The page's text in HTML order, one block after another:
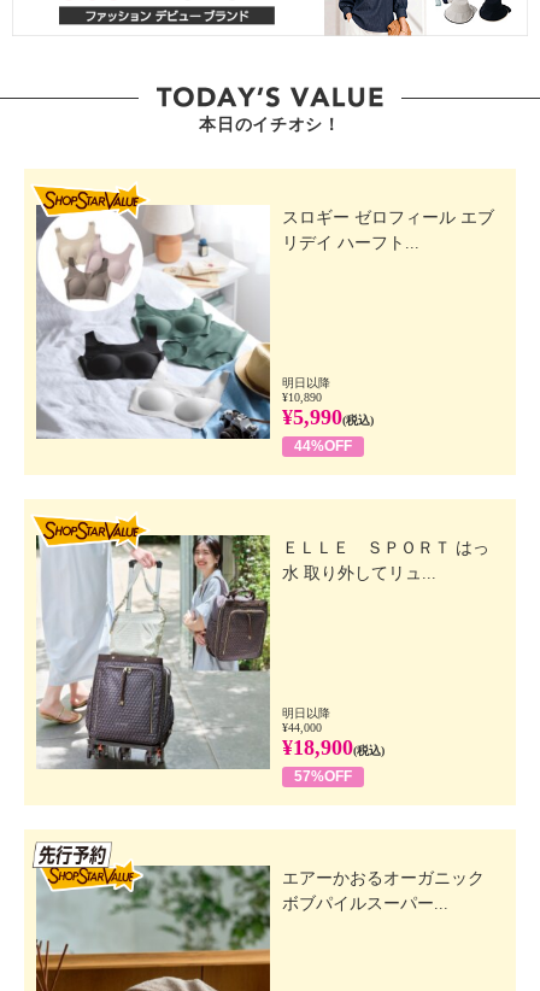
本日のイチオシ！
スロギー ゼロフィール エブ
リデイ ハーフト...
明日以降
¥10,890
¥5,990(税込)
44%OFF
ＥＬＬＥ ＳＰＯＲＴ はっ
水 取り外してリュ...
明日以降
¥44,000
¥18,900(税込)
57%OFF
エアーかおるオーガニック
ボブパイルスーパー...